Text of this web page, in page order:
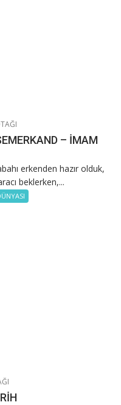
– İMAM
erkenden hazır olduk,
beklerken,...